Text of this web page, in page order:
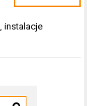
,instalacje